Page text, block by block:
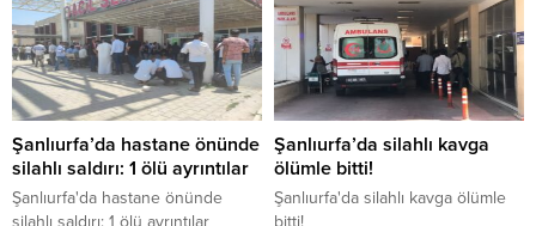
Şanlıurfa’da hastane önünde
silahlı saldırı: 1 ölü ayrıntılar
Şanlıurfa'da hastane önünde
Şanlıurfa’da silahlı kavga
ölümle bitti!
Şanlıurfa'da silahlı kavga ölümle